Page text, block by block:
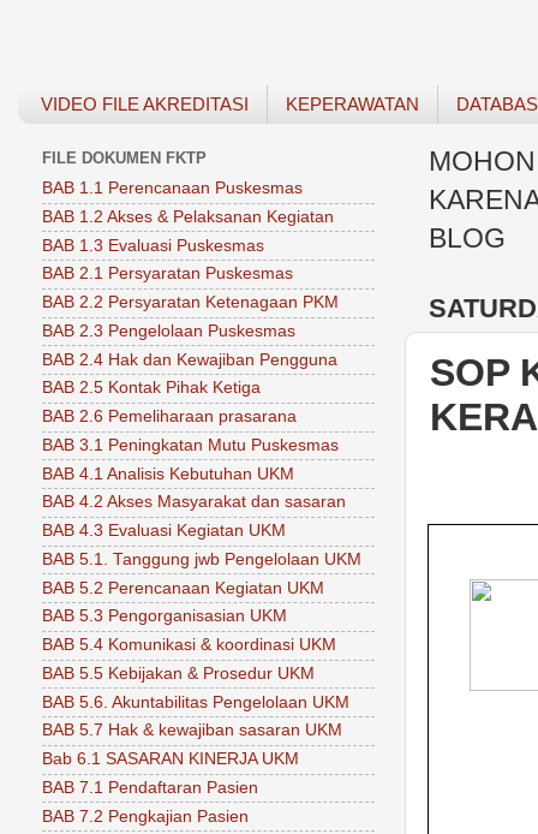
VIDEO FILE AKREDITASI KEPERAWATAN
BLOG
SOP
FILE DOKUMEN FKTP
BAB 1.1 Perencanaan Puskesmas
BAB 1.2 Akses & Pelaksanan Kegiatan
BAB 1.3 Evaluasi Puskesmas
BAB 2.1 Persyaratan Puskesmas
BAB 2.2 Persyaratan Ketenagaan PKM
BAB 2.3 Pengelolaan Puskesmas
BAB 2.4 Hak dan Kewajiban Pengguna
BAB 2.5 Kontak Pihak Ketiga
BAB 2.6 Pemeliharaan prasarana
BAB 3.1 Peningkatan Mutu Puskesmas
BAB 4.1 Analisis Kebutuhan UKM
BAB 4.2 Akses Masyarakat dan sasaran
BAB 4.3 Evaluasi Kegiatan UKM
BAB 5.1. Tanggung jwb Pengelolaan UKM
BAB 5.2 Perencanaan Kegiatan UKM
BAB 5.3 Pengorganisasian UKM
BAB 5.4 Komunikasi & koordinasi UKM
BAB 5.5 Kebijakan & Prosedur UKM
BAB 5.6. Akuntabilitas Pengelolaan UKM
BAB 5.7 Hak & kewajiban sasaran UKM
Bab 6.1 SASARAN KINERJA UKM
BAB 7.1 Pendaftaran Pasien
BAB 7.2 Pengkajian Pasien